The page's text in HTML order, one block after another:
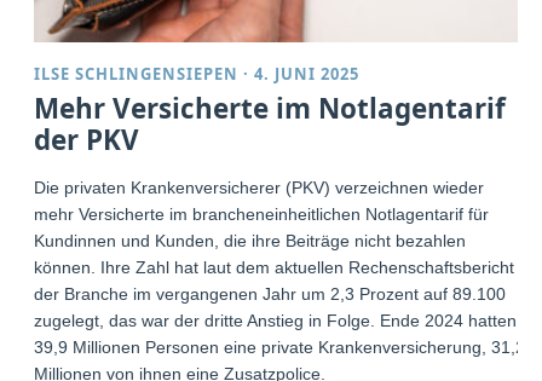
ILSE SCHLINGENSIEPEN ·4. JUNI 2025
Mehr Versicherte im Notlagentarif
der PKV
Die privaten Krankenversicherer (PKV) verzeichnen wieder
mehr Versicherte im brancheneinheitlichen Notlagentarif für
Kundinnen und Kunden, die ihre Beiträge nicht bezahlen
können. Ihre Zahl hat laut dem aktuellen Rechenschaftsbericht
der Branche im vergangenen Jahr um 2,3 Prozent auf 89.100
zugelegt, das war der dritte Anstieg in Folge. Ende 2024 hatten
39,9 Millionen Personen eine private Krankenversicherung, 31,2
Millionen von ihnen eine Zusatzpolice.